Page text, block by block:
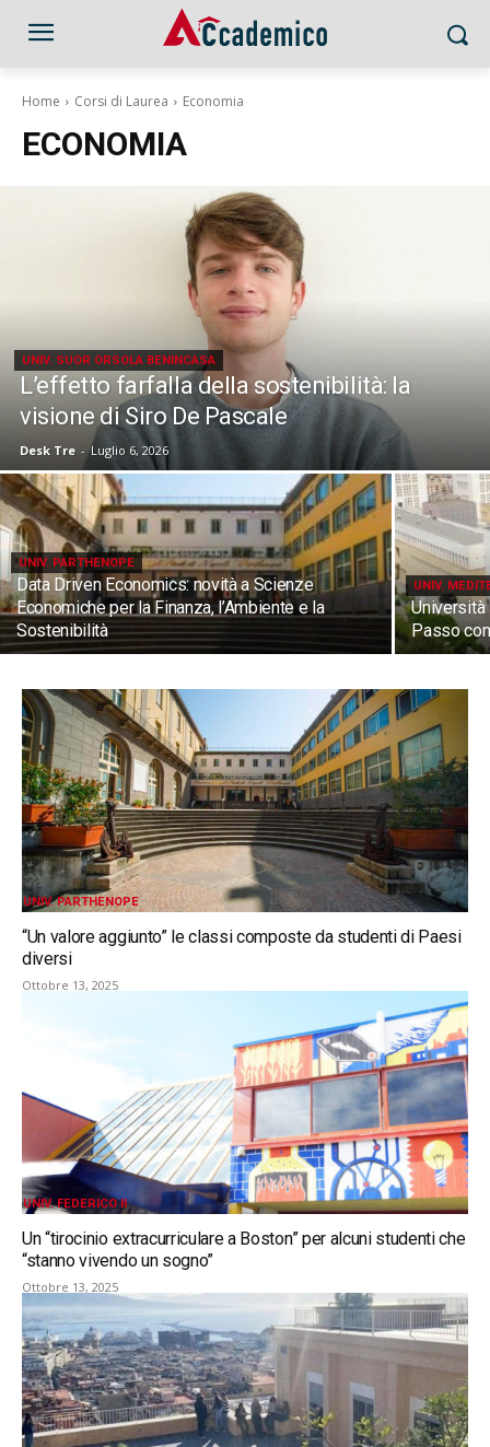
Home Corsi di Laurea Economia
ECONOMIA
UNIV. SUOR ORSOLA BENINCASA
L’effetto farfalla della sostenibilità: la
visione di Siro De Pascale
Desk Tre - Luglio 6, 2026
UNIV. PARTHENOPE
Data Driven Economics: novità a Scienze
Economiche per la Finanza, l’Ambiente e la
Sostenibilità
UNIV.
Università
Passo
UNIV. PARTHENOPE
“Un valore aggiunto” le classi composte da studenti di Paesi
diversi
Ottobre 13, 2025
UNIV. FEDERICO II
Un “tirocinio extracurriculare a Boston” per alcuni studenti che
“stanno vivendo un sogno”
Ottobre 13, 2025